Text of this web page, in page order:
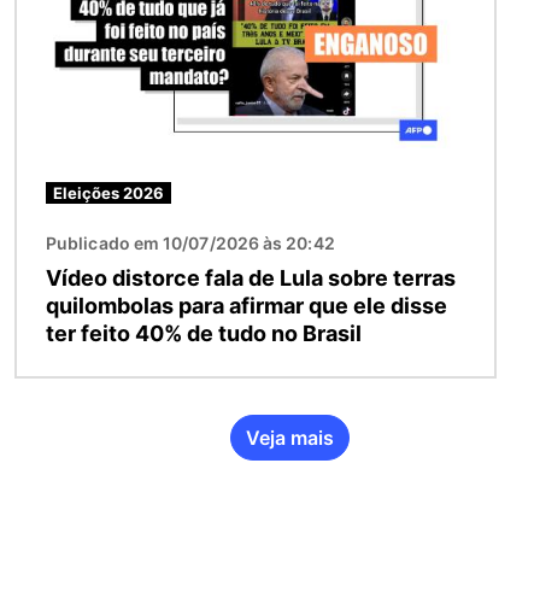
Eleições 2026
Publicado em 10/07/2026 às 20:42
Vídeo distorce fala de Lula sobre terras
quilombolas para afirmar que ele disse
ter feito 40% de tudo no Brasil
Veja mais